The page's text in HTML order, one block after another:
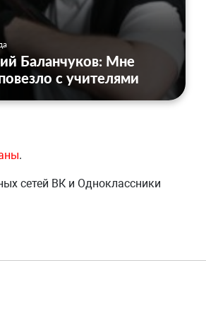
Баланчуков: Мне
с учителями
.
сетей ВК и Одноклассники